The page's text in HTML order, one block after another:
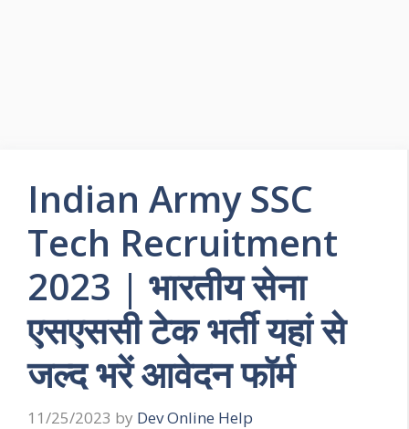
Indian Army SSC
Tech Recruitment
2023 | भारतीय सेना
एसएससी टेक भर्ती यहां से
जल्द भरें आवेदन फॉर्म
11/25/2023 by Dev Online Help